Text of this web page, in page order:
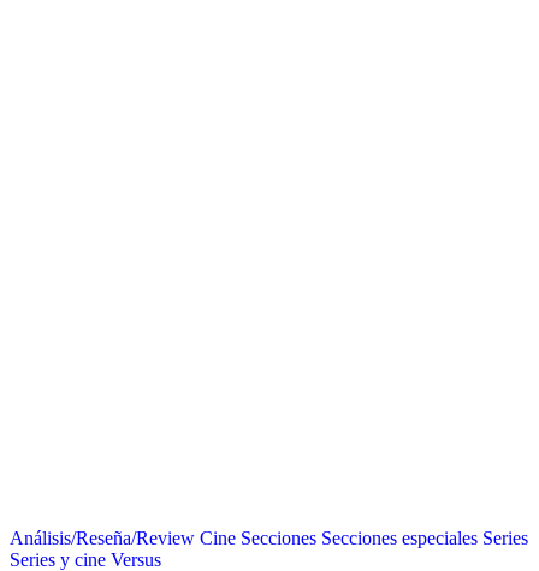
Análisis/Reseña/Review Cine Secciones Secciones especiales Series
Series y cine Versus